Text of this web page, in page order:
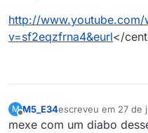
http://www.youtube.com/
v=sf2eqzfrna4&eurl</
M M5_E34escreveu em 27 de
última edição por
mexe com um diabo